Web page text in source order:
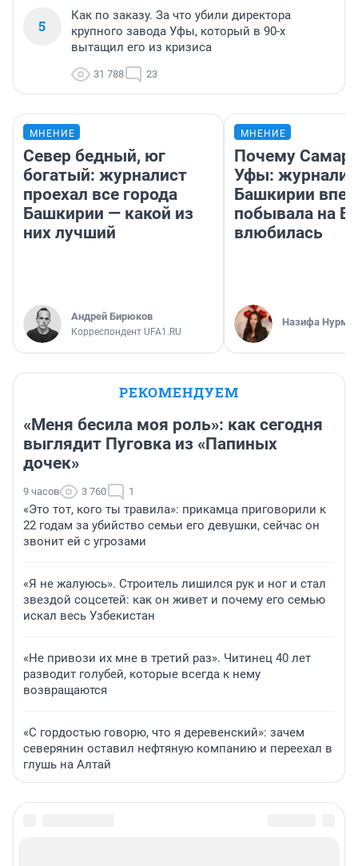
5
Как по заказу. За что убили директора
крупного завода Уфы, который в 90-х
вытащил его из кризиса
31 788 23
МНЕНИЕ
Север бедный, юг
богатый: журналист
проехал все города
Башкирии — какой из
них лучший
Андрей Бирюков
Корреспондент UFA1.RU
МНЕНИЕ
Почему
Уфы:
Башкирии
побывала на
влюбилась
Назифа
РЕКОМЕНДУЕМ
«Меня бесила моя роль»: как сегодня
выглядит Пуговка из «Папиных
дочек»
9 часов 3 760 1
«Это тот, кого ты травила»: прикамца приговорили к
22 годам за убийство семьи его девушки, сейчас он
звонит ей с угрозами
«Я не жалуюсь». Строитель лишился рук и ног и стал
звездой соцсетей: как он живет и почему его семью
искал весь Узбекистан
«Не привози их мне в третий раз». Читинец 40 лет
разводит голубей, которые всегда к нему
возвращаются
«С гордостью говорю, что я деревенский»: зачем
северянин оставил нефтяную компанию и переехал в
глушь на Алтай